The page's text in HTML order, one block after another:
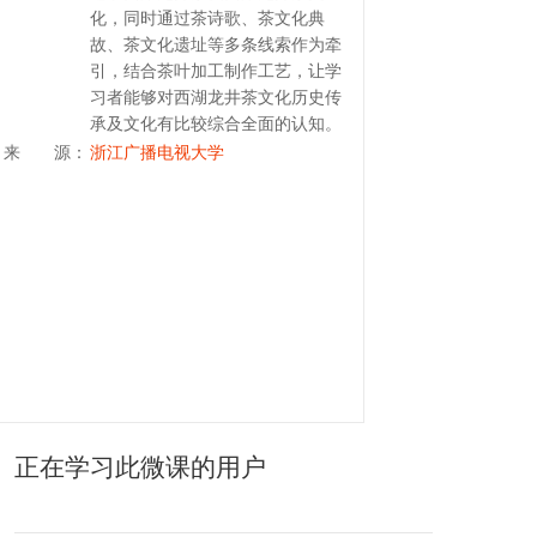
化，同时通过茶诗歌、茶文化典
故、茶文化遗址等多条线索作为牵
引，结合茶叶加工制作工艺，让学
习者能够对西湖龙井茶文化历史传
承及文化有比较综合全面的认知。
来 源： 浙江广播电视大学
正在学习此微课的用户